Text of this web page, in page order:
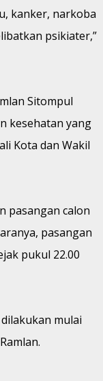
kanker, narkoba
psikiater,”
Sitompul
kesehatan yang
Kota dan Wakil
pasangan calon
pasangan
pukul 22.00
mulai